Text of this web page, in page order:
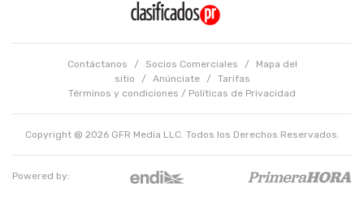
Contáctanos / Socios Comerciales /
Mapa del
sitio
/ Anúnciate /
Tarifas
Términos y condiciones / Políticas de Privacidad
Copyright @ 2026 GFR Media LLC. Todos los Derechos Reservados.
Powered by: